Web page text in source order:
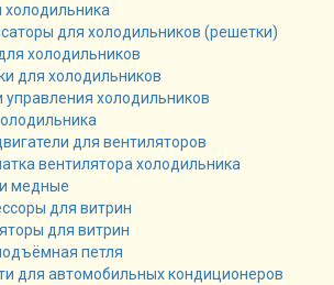
холодильника
для холодильников (решетки)
холодильников
для холодильников
управления холодильников
для вентиляторов
вентилятора холодильника
медные
для витрин
для витрин
петля
для автомобильных кондиционеров